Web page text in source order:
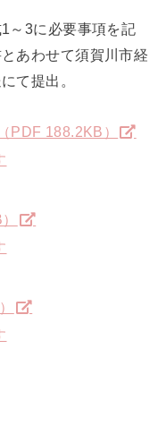
～3に必要事項を記
あわせて須賀川市経
て提出。
PDF 188.2KB）